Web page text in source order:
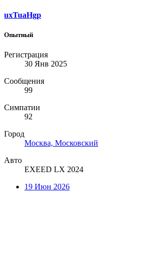
uxTuaHgp
Опытный
Регистрация
30 Янв 2025
Сообщения
99
Симпатии
92
Город
Москва, Московский
Авто
EXEED LX 2024
19 Июн 2026